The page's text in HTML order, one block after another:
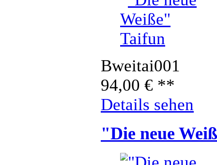
Bweitai001
94,00 € **
Details sehen
"Die neue